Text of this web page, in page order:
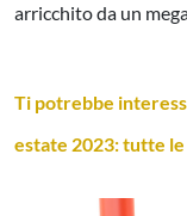
arricchito da un
Ti potrebbe
estate 2023: tutte